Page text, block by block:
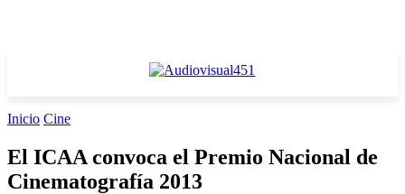
Inicio Cine
El ICAA convoca el Premio Nacional de
Cinematografía 2013